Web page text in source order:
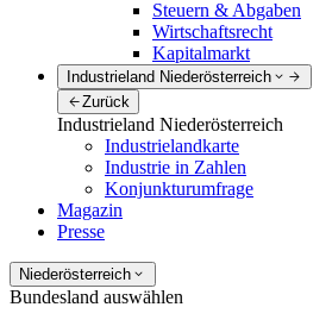
Steuern & Abgaben
Wirtschaftsrecht
Kapitalmarkt
Industrieland Niederösterreich
Zurück
Industrieland Niederösterreich
Industrielandkarte
Industrie in Zahlen
Konjunkturumfrage
Magazin
Presse
Niederösterreich
Bundesland auswählen